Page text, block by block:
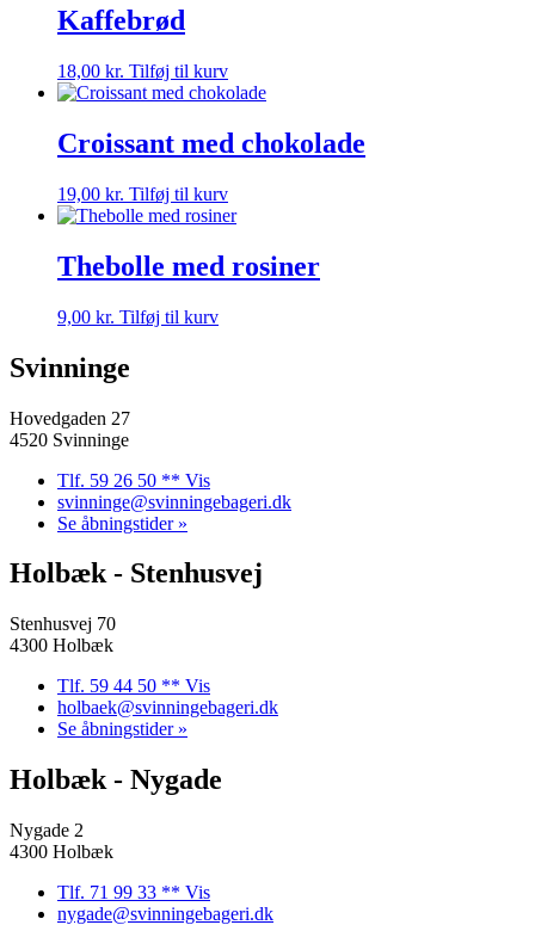
Kaffebrød
18,00 kr. Tilføj til kurv
Croissant med chokolade
19,00 kr. Tilføj til kurv
Thebolle med rosiner
9,00 kr. Tilføj til kurv
Svinninge
Hovedgaden 27
4520 Svinninge
Tlf. 59 26 50 ** Vis
svinninge@svinningebageri.dk
Se åbningstider »
Holbæk - Stenhusvej
Stenhusvej 70
4300 Holbæk
Tlf. 59 44 50 ** Vis
holbaek@svinningebageri.dk
Se åbningstider »
Holbæk - Nygade
Nygade 2
4300 Holbæk
Tlf. 71 99 33 ** Vis
nygade@svinningebageri.dk